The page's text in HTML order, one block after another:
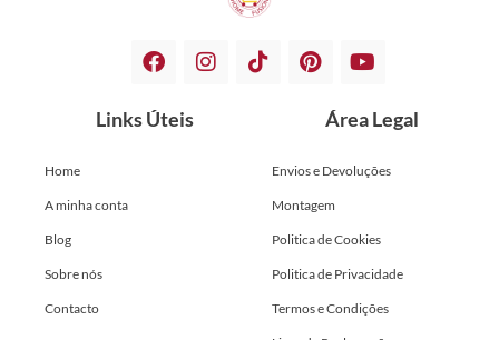
Links Úteis
Home
A minha conta
Blog
Sobre nós
Contacto
Área Legal
Envios e Devoluções
Montagem
Politica de Cookies
Politica de Privacidade
Termos e Condições